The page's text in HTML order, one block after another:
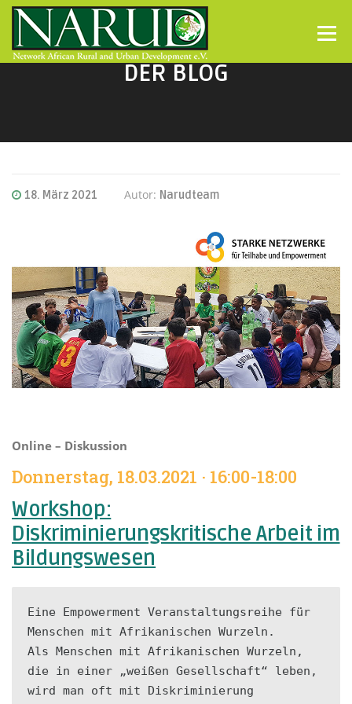
Direkt zum Inhalt
Menü
DER BLOG
18. März 2021 Autor: Narudteam
Online – Diskussion
Donnerstag, 18.03.2021 · 16:00-18:00
Workshop:
Diskriminierungskritische Arbeit im
Bildungswesen
Eine Empowerment Veranstaltungsreihe für
Menschen mit Afrikanischen Wurzeln.
Als Menschen mit Afrikanischen Wurzeln,
die in einer „weißen Gesellschaft“ leben,
wird man oft mit Diskriminierung